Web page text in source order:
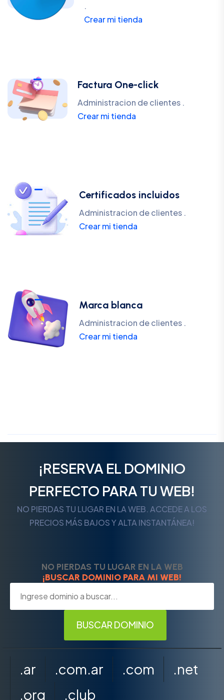
.
Crear mi tienda
Factura One-click
Administracion de clientes .
Crear mi tienda
Certificados incluidos
Administracion de clientes .
Crear mi tienda
Marca blanca
Administracion de clientes .
Crear mi tienda
¡RESERVA EL DOMINIO
PERFECTO PARA TU WEB!
NO PIERDAS TU LUGAR EN LA WEB. ACCEDE A LOS
PRECIOS MÁS BAJOS Y ALTA INSTANTÁNEA!
NO PIERDAS TU LUGAR EN LA WEB
¡BUSCAR DOMINIO PARA MI WEB!
.ar .com.ar .com
.net
.org
.club